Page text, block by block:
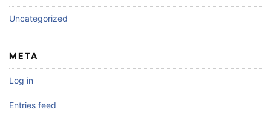
Uncategorized
META
Log in
Entries feed